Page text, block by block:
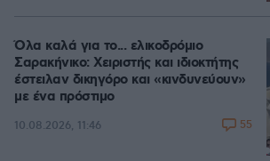
Όλα καλά για το... ελικοδρόμιο
Σαρακήνικο: Χειριστής και ιδιοκτήτης
έστειλαν δικηγόρο και «κινδυνεύουν»
με ένα πρόστιμο
10.08.2026, 11:46 55